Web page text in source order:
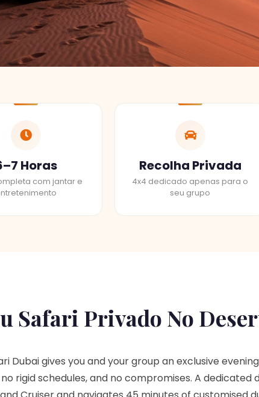
Horas
com jantar e
Recolha Privada
4x4 dedicado apenas para o
seu grupo
Safari Privado No
Dubai gives you and your group an exclusive
rigid schedules, and no compromises. A dedicated